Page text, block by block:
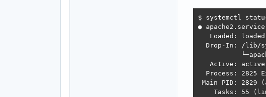
$ systemctl
●
Loaded:
Drop-In: /lib/
Active:
Process: 2825
Main PID: 2829
Tasks: 55